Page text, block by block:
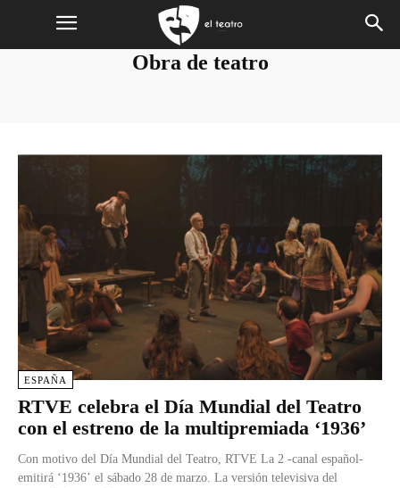
Obra de teatro
ESPAÑA
RTVE celebra el Día Mundial del Teatro
con el estreno de la multipremiada ‘1936’
Con motivo del Día Mundial del Teatro, RTVE La 2 -canal español-
emitirá ‘1936’ el sábado 28 de marzo. La versión televisiva del